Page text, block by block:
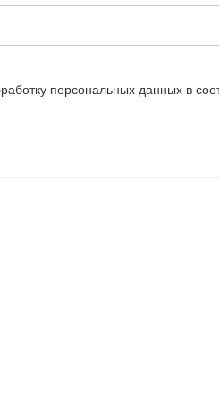
персональных данных в